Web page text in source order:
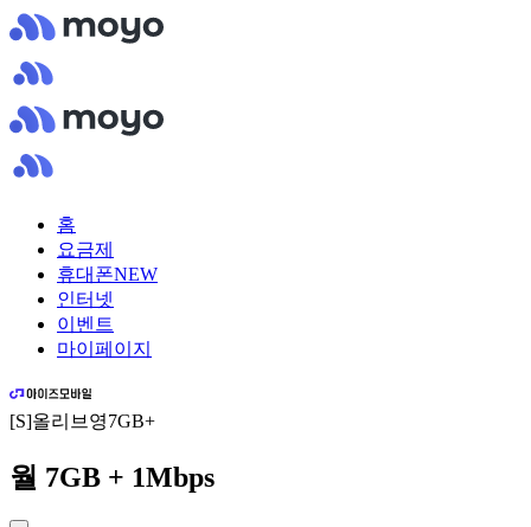
홈
요금제
휴대폰NEW
인터넷
이벤트
마이페이지
[S]올리브영7GB+
월 7GB + 1Mbps